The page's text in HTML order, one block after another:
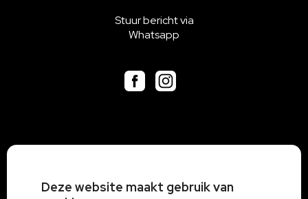
Stuur bericht via
Whatsapp
Deze website maakt gebruik van